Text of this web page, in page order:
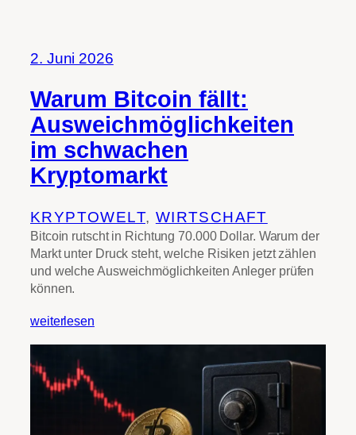
2. Juni 2026
Warum Bitcoin fällt:
Ausweichmöglichkeiten
im schwachen
Kryptomarkt
KRYPTOWELT, WIRTSCHAFT
Bitcoin rutscht in Richtung 70.000 Dollar. Warum der
Markt unter Druck steht, welche Risiken jetzt zählen
und welche Ausweichmöglichkeiten Anleger prüfen
können.
weiterlesen